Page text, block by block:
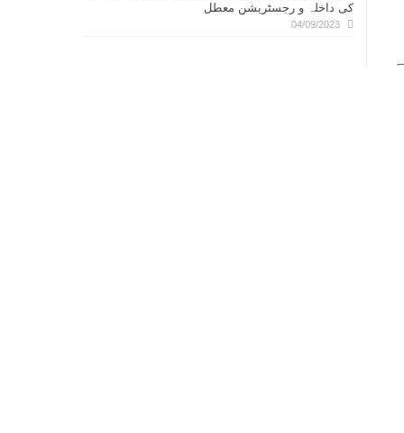
کی داخلہ و رجسٹریشن معطل
04/09/2023